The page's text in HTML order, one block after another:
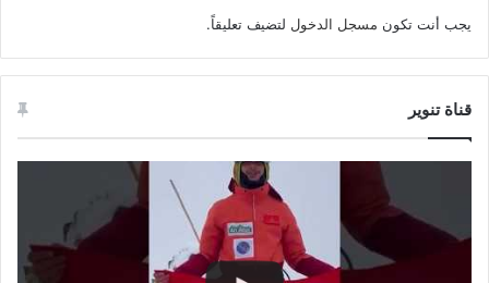
يجب أنت تكون مسجل الدخول لتضيف تعليقاً.
قناة تنوير